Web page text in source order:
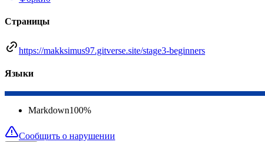
Страницы
https://makksimus97.gitverse.site/stage3-beginners
Языки
Markdown100%
Сообщить о нарушении